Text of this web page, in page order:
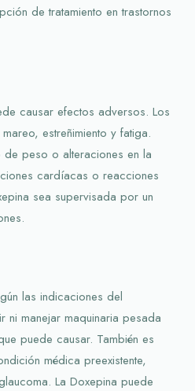
de tratamiento en trastornos
causar efectos adversos. Los
estreñimiento y fatiga.
de peso o alteraciones en la
cardíacas o reacciones
sea supervisada por un
las indicaciones del
manejar maquinaria pesada
puede causar. También es
médica preexistente,
La Doxepina puede